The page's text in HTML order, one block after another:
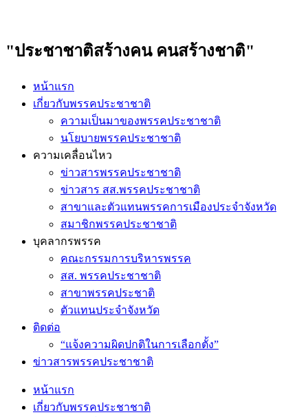
"ประชาชาติสร้างคน คนสร้างชาติ"
หน้าแรก
เกี่ยวกับพรรคประชาชาติ
ความเป็นมาของพรรคประชาชาติ
นโยบายพรรคประชาชาติ
ความเคลื่อนไหว
ข่าวสารพรรคประชาชาติ
ข่าวสาร สส.พรรคประชาชาติ
สาขาและตัวแทนพรรคการเมืองประจำจังหวัด
สมาชิกพรรคประชาชาติ
บุคลากรพรรค
คณะกรรมการบริหารพรรค
สส. พรรคประชาชาติ
สาขาพรรคประชาติ
ตัวแทนประจำจังหวัด
ติดต่อ
“แจ้งความผิดปกติในการเลือกตั้ง”
ข่าวสารพรรคประชาชาติ
หน้าแรก
เกี่ยวกับพรรคประชาชาติ